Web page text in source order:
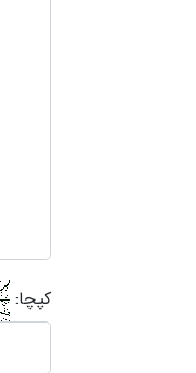
کپچا: